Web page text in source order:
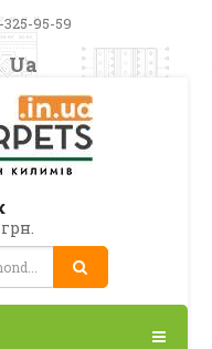
95-59
Ua